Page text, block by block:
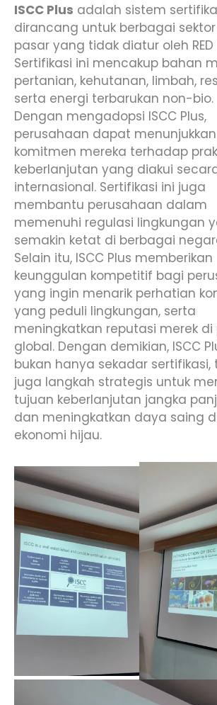
ISCC Plus adalah sistem
dirancang untuk berbagai
pasar yang tidak diatur oleh RED
Sertifikasi ini mencakup bahan
pertanian, kehutanan, limbah,
serta energi terbarukan non-bio.
Dengan mengadopsi ISCC Plus,
perusahaan dapat menunjukkan
komitmen mereka terhadap
keberlanjutan yang diakui
internasional. Sertifikasi ini juga
membantu perusahaan dalam
memenuhi regulasi lingkungan
semakin ketat di berbagai
Selain itu, ISCC Plus memberikan
keunggulan kompetitif bagi
yang ingin menarik perhatian
yang peduli lingkungan, serta
meningkatkan reputasi merek di
global. Dengan demikian, ISCC
bukan hanya sekadar sertifikasi,
juga langkah strategis untuk
tujuan keberlanjutan jangka
dan meningkatkan daya saing
ekonomi hijau.